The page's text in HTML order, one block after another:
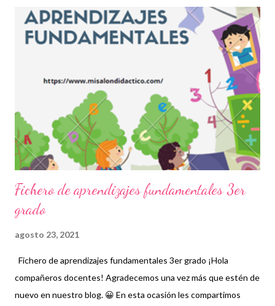
proceso de enseñanza en educación básica. Los ficheros de
aprendizajes fundamentales, como su nombre lo indica, contiene
información, prácticas y elementos fundamentales para que los
niños puedan equilibrar su formación sobre todo ahora que la
pandemia nos ha retrasado en diversas acciones que
habitualmente se ejemplificaban de mejor manera cuando las
clases eran presenciales. Nuevamente nuestro reconocimiento
y agradecimiento a los autores d...
Fichero de aprendizajes fundamentales 3er
grado
agosto 23, 2021
Fichero de aprendizajes fundamentales 3er grado ¡Hola
compañeros docentes! Agradecemos una vez más que estén de
nuevo en nuestro blog. 😀 En esta ocasión les compartimos